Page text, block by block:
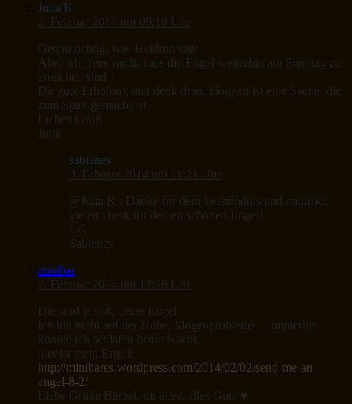
Jutta K.
2. Februar 2014 um 09:18 Uhr
Genau richtig, was Heidrun sagt !
Aber ich freue mich, dass die Engel weiterhin am Sonntag zu
erreichen sind !
Dir gute Erholung und denk dran, bloggen ist eine Sache, die
zum Spaß gemacht ist.
Lieben Gruß
Jutta
sabienes
3. Februar 2014 um 11:21 Uhr
@Jutta K.: Danke für dein Verständnis und natürlich
vielen Dank für deinen schönen Engel!
LG
Sabienes
minibar
2. Februar 2014 um 12:26 Uhr
Die sind ja süß, deine Engel.
Ich bin nicht auf der Höhe, Magenprobleme… immerhin
konnte ich schlafen heute Nacht.
hier ist mein Engel:
http://minibares.wordpress.com/2014/02/02/send-me-an-
angel-8-2/
Liebe Grüße Bärbel, dir alles, alles Gute ♥